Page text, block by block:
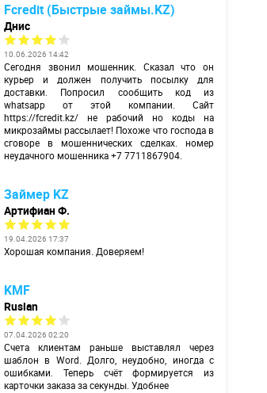
Fcredit (Быстрые займы.KZ)
Днис
10.06.2026 14:42
Сегодня звонил мошенник. Сказал что он
курьер и должен получить посылку для
доставки. Попросил сообщить код из
whatsapp от этой компании. Сайт
https://fcredit.kz/ не рабочий но коды на
микрозаймы рассылает! Похоже что господа в
сговоре в мошеннических сделках. номер
неудачного мошенника +7 7711867904.
Займер KZ
Артифиан Ф.
19.04.2026 17:37
Хорошая компания. Доверяем!
KMF
Ruslan
07.04.2026 02:20
Счета клиентам раньше выставлял через
шаблон в Word. Долго, неудобно, иногда с
ошибками. Теперь счёт формируется из
карточки заказа за секунды. Удобнее